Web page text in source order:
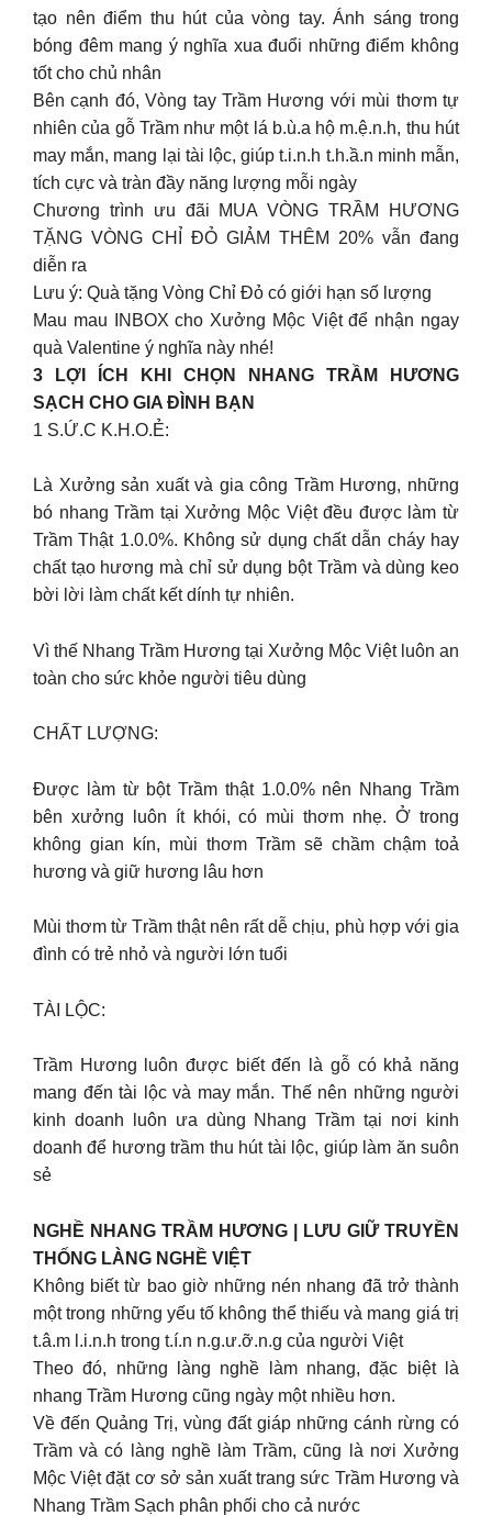
tạo nên điểm thu hút của vòng tay. Ánh sáng trong
bóng đêm mang ý nghĩa xua đuổi những điểm không
tốt cho chủ nhân
Bên cạnh đó, Vòng tay Trầm Hương với mùi thơm tự
nhiên của gỗ Trầm như một lá b.ù.a hộ m.ệ.n.h, thu hút
may mắn, mang lại tài lộc, giúp t.i.n.h t.h.ầ.n minh mẫn,
tích cực và tràn đầy năng lượng mỗi ngày
Chương trình ưu đãi MUA VÒNG TRẦM HƯƠNG
TẶNG VÒNG CHỈ ĐỎ GIẢM THÊM 20% vẫn đang
diễn ra
Lưu ý: Quà tặng Vòng Chỉ Đỏ có giới hạn số lượng
Mau mau INBOX cho Xưởng Mộc Việt để nhận ngay
quà Valentine ý nghĩa này nhé!
3 LỢI ÍCH KHI CHỌN NHANG TRẦM HƯƠNG
SẠCH CHO GIA ĐÌNH BẠN
1️ S.Ứ.C K.H.O.Ẻ:
Là Xưởng sản xuất và gia công Trầm Hương, những
bó nhang Trầm tại Xưởng Mộc Việt đều được làm từ
Trầm Thật 1.0.0%. Không sử dụng chất dẫn cháy hay
chất tạo hương mà chỉ sử dụng bột Trầm và dùng keo
bời lời làm chất kết dính tự nhiên.
Vì thế Nhang Trầm Hương tại Xưởng Mộc Việt luôn an
toàn cho sức khỏe người tiêu dùng
CHẤT LƯỢNG:
Được làm từ bột Trầm thật 1.0.0% nên Nhang Trầm
bên xưởng luôn ít khói, có mùi thơm nhẹ. Ở trong
không gian kín, mùi thơm Trầm sẽ chầm chậm toả
hương và giữ hương lâu hơn
Mùi thơm từ Trầm thật nên rất dễ chịu, phù hợp với gia
đình có trẻ nhỏ và người lớn tuổi
TÀI LỘC:
Trầm Hương luôn được biết đến là gỗ có khả năng
mang đến tài lộc và may mắn. Thế nên những người
kinh doanh luôn ưa dùng Nhang Trầm tại nơi kinh
doanh để hương trầm thu hút tài lộc, giúp làm ăn suôn
sẻ
NGHỀ NHANG TRẦM HƯƠNG | LƯU GIỮ TRUYỀN
THỐNG LÀNG NGHỀ VIỆT
Không biết từ bao giờ những nén nhang đã trở thành
một trong những yếu tố không thể thiếu và mang giá trị
t.â.m l.i.n.h trong t.í.n n.g.ư.ỡ.n.g của người Việt
Theo đó, những làng nghề làm nhang, đặc biệt là
nhang Trầm Hương cũng ngày một nhiều hơn.
Về đến Quảng Trị, vùng đất giáp những cánh rừng có
Trầm và có làng nghề làm Trầm, cũng là nơi Xưởng
Mộc Việt đặt cơ sở sản xuất trang sức Trầm Hương và
Nhang Trầm Sạch phân phối cho cả nước